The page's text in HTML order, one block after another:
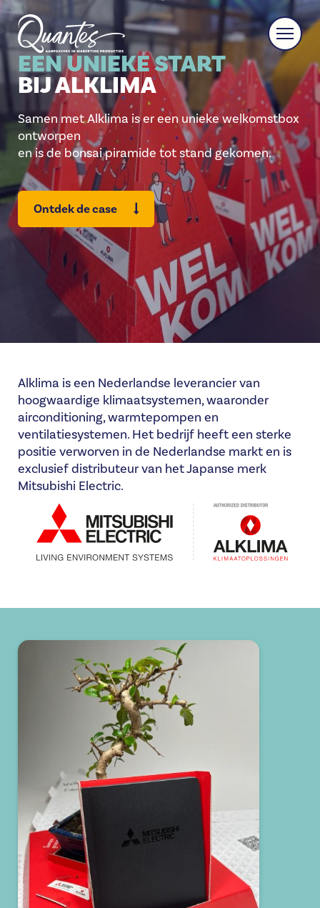
EEN UNIEKE START
BIJ ALKLIMA
Samen met Alklima is er een unieke welkomstbox
ontworpen
en is de bonsai piramide tot stand gekomen.
Ontdek de case
Alklima is een Nederlandse leverancier van
hoogwaardige klimaatsystemen, waaronder
airconditioning, warmtepompen en
ventilatiesystemen. Het bedrijf heeft een sterke
positie verworven in de Nederlandse markt en is
exclusief distributeur van het Japanse merk
Mitsubishi Electric.